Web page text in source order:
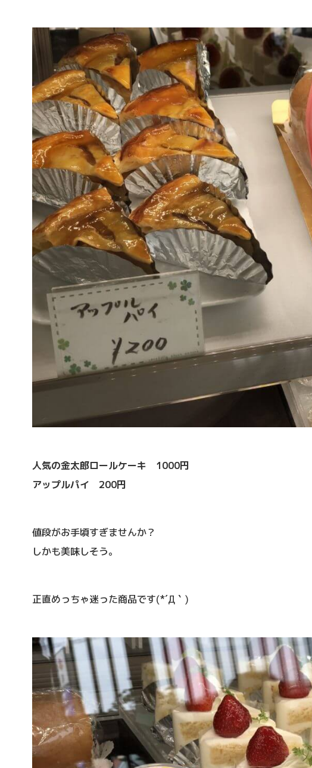
人気の金太郎ロールケーキ 1000円
アップルパイ 200円
値段がお手頃すぎませんか？
しかも美味しそう。
正直めっちゃ迷った商品です(*´Д｀)